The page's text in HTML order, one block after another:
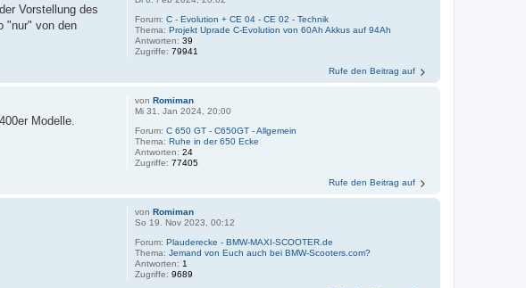
Forum:C - Evolution + CE 04 - CE 02 - Technik
Thema:Projekt Uprade C-Evolution von 60Ah Akkus auf 94Ah
Antworten:39
Zugriffe:79941
Vorstellung des
"nur" von den
Rufe den Beitrag auf
vonRomiman
Mi 31. Jan 2024, 20:00
Forum:C 650 GT - C650GT - Allgemein
Thema:Ruhe in der 650 Ecke
Antworten:24
Zugriffe:77405
Modelle.
Rufe den Beitrag auf
vonRomiman
So 19. Nov 2023, 00:12
Forum:Plauderecke - BMW-MAXI-SCOOTER.de
Thema:Jemand von Euch auch bei BMW-Scooters.com?
Antworten: 1
Zugriffe:9689